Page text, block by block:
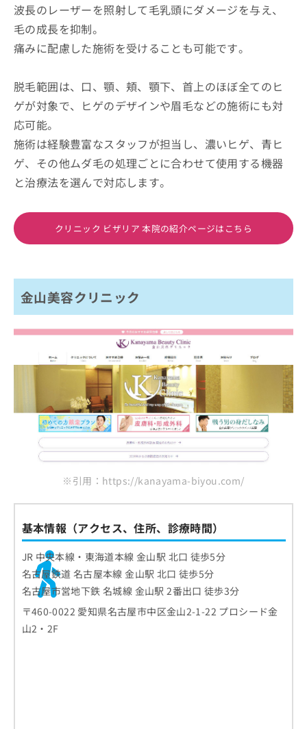
波長のレーザーを照射して毛乳頭にダメージを与え、
毛の成長を抑制。
痛みに配慮した施術を受けることも可能です。
脱毛範囲は、口、顎、頬、顎下、首上のほぼ全てのヒ
ゲが対象で、ヒゲのデザインや眉毛などの施術にも対
応可能。
施術は経験豊富なスタッフが担当し、濃いヒゲ、青ヒ
ゲ、その他ムダ毛の処理ごとに合わせて使用する機器
と治療法を選んで対応します。
クリニック ビザリア 本院の紹介ページはこちら
金山美容クリニック
※引用：https://kanayama-biyou.com/
基本情報（アクセス、住所、診療時間）
JR 中央本線・東海道本線 金山駅 北口 徒歩5分
名古屋鉄道 名古屋本線 金山駅 北口 徒歩5分
名古屋市営地下鉄 名城線 金山駅 2番出口 徒歩3分
〒460-0022 愛知県名古屋市中区金山2-1-22 プロシード金
山2・2F